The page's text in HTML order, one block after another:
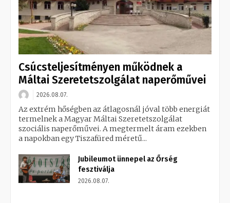
Csúcsteljesítményen működnek a
Máltai Szeretetszolgálat naperőművei
2026.08.07.
Az extrém hőségben az átlagosnál jóval több energiát
termelnek a Magyar Máltai Szeretetszolgálat
szociális naperőművei. A megtermelt áram ezekben
a napokban egy Tiszafüred méretű...
Jubileumot ünnepel az Őrség
fesztiválja
2026.08.07.